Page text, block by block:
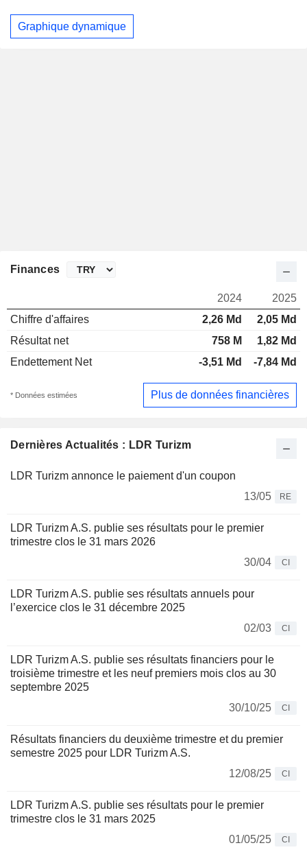
Graphique dynamique
Dernières Actualités : LDR Turizm
LDR Turizm annonce le paiement d'un coupon
13/05
RE
LDR Turizm A.S. publie ses résultats pour le premier
trimestre clos le 31 mars 2026
30/04
CI
LDR Turizm A.S. publie ses résultats annuels pour
l’exercice clos le 31 décembre 2025
02/03
CI
LDR Turizm A.S. publie ses résultats financiers pour le
troisième trimestre et les neuf premiers mois clos au 30
septembre 2025
30/10/25
CI
Résultats financiers du deuxième trimestre et du premier
semestre 2025 pour LDR Turizm A.S.
12/08/25
CI
LDR Turizm A.S. publie ses résultats pour le premier
trimestre clos le 31 mars 2025
01/05/25
CI
Finances
2024
2025
Chiffre d'affaires
2,26 Md
2,05 Md
Résultat net
758 M
1,82 Md
Endettement Net
-3,51 Md -7,84 Md
* Données estimées Plus de données financières